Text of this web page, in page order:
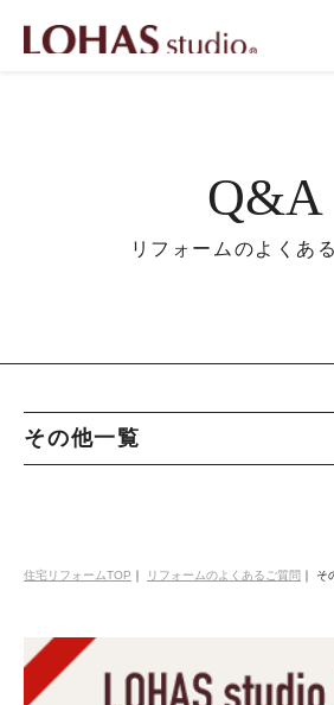
Q&A
リフォームのよくあ
その他一覧
住宅リフォームTOP ｜ リフォームのよくあるご質問 ｜ そ